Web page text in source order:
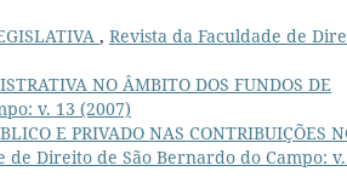
, Revista da Faculdade de
NO ÂMBITO DOS FUNDOS DE
v. 13 (2007)
E PRIVADO NAS CONTRIBUIÇÕES
de Direito de São Bernardo do Campo: